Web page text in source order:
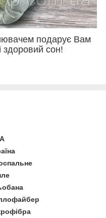
подарує Вам
здоровий сон!